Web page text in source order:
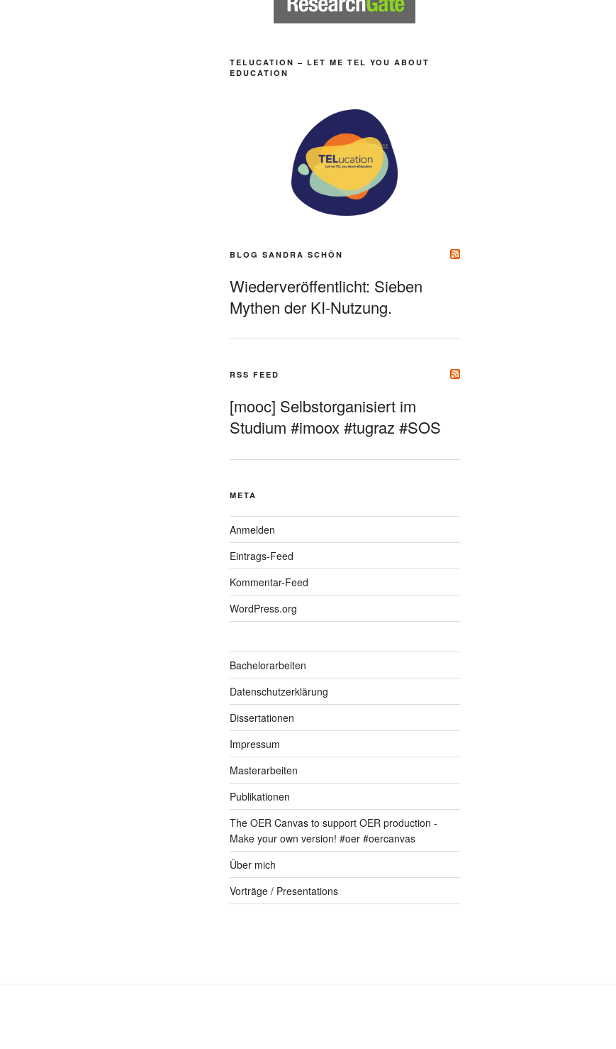
TELUCATION – LET ME TEL YOU ABOUT
EDUCATION
BLOG SANDRA SCHÖN
Wiederveröffentlicht: Sieben
Mythen der KI-Nutzung.
RSS FEED
[mooc] Selbstorganisiert im
Studium #imoox #tugraz #SOS
META
Anmelden
Eintrags-Feed
Kommentar-Feed
WordPress.org
Bachelorarbeiten
Datenschutzerklärung
Dissertationen
Impressum
Masterarbeiten
Publikationen
The OER Canvas to support OER production -
Make your own version! #oer #oercanvas
Über mich
Vorträge / Presentations